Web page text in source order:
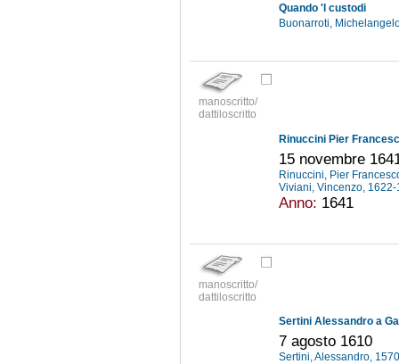
Quando 'l custodi
Buonarroti,
manoscritto/
dattiloscritto
Rinuccini Pier
15 novembre
Rinuccini, Pier
Viviani, Vincenzo,
Anno: 1641
manoscritto/
dattiloscritto
Sertini Alessandro a
7 agosto 1610
Sertini, Alessandro,